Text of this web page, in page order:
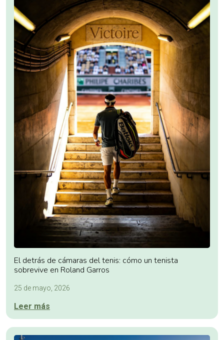
El detrás de cámaras del tenis: cómo un tenista
sobrevive en Roland Garros
25 de mayo, 2026
Leer más